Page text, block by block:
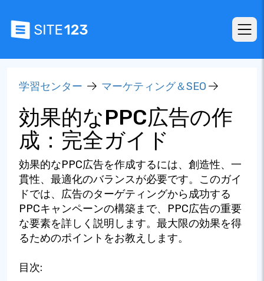
学習センター マーケティング＆SEO
効果的なPPC広告の作
成：完全ガイド
効果的なPPC広告を作成するには、創造性、一
貫性、最適化のバランスが必要です。このガイ
ドでは、広告のターゲティングから成功する
PPCキャンペーンの構築まで、PPC広告の重要
な要素を詳しく説明します。最大限の効果を得
るためのポイントをお教えします。
目次: